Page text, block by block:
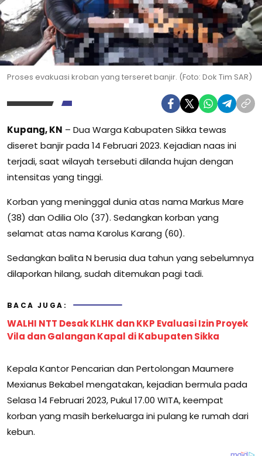
Proses evakuasi kroban yang terseret banjir. (Foto: Dok Tim SAR)
Kupang, KN – Dua Warga Kabupaten Sikka tewas
diseret banjir pada 14 Februari 2023. Kejadian naas ini
terjadi, saat wilayah tersebuti dilanda hujan dengan
intensitas yang tinggi.
Korban yang meninggal dunia atas nama Markus Mare
(38) dan Odilia Olo (37). Sedangkan korban yang
selamat atas nama Karolus Karang (60).
Sedangkan balita N berusia dua tahun yang sebelumnya
dilaporkan hilang, sudah ditemukan pagi tadi.
BACA JUGA:
WALHI NTT Desak KLHK dan KKP Evaluasi Izin Proyek
Vila dan Galangan Kapal di Kabupaten Sikka
Kepala Kantor Pencarian dan Pertolongan Maumere
Mexianus Bekabel mengatakan, kejadian bermula pada
Selasa 14 Februari 2023, Pukul 17.00 WITA, keempat
korban yang masih berkeluarga ini pulang ke rumah dari
kebun.